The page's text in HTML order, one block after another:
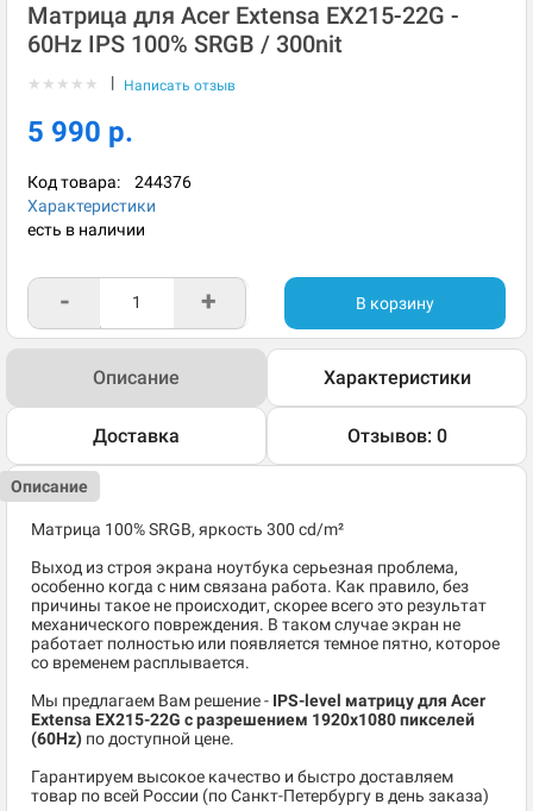
Матрица для Acer Extensa EX215-22G -
60Hz IPS 100% SRGB / 300nit
★ ★ ★ ★ ★ | Написать отзыв
5 990 р.
Код товара: 244376
Характеристики
есть в наличии
- + В корзину
Описание Характеристики
Доставка Отзывов: 0
Описание
Матрица 100% SRGB, яркость 300 cd/m²
Выход из строя экрана ноутбука серьезная проблема,
особенно когда с ним связана работа. Как правило, без
причины такое не происходит, скорее всего это результат
механического повреждения. В таком случае экран не
работает полностью или появляется темное пятно, которое
со временем расплывается.
Мы предлагаем Вам решение - IPS-level матрицу для Acer
Extensa EX215-22G c разрешением 1920x1080 пикселей
(60Hz) по доступной цене.
Гарантируем высокое качество и быстро доставляем
товар по всей России (по Санкт-Петербургу в день заказа)